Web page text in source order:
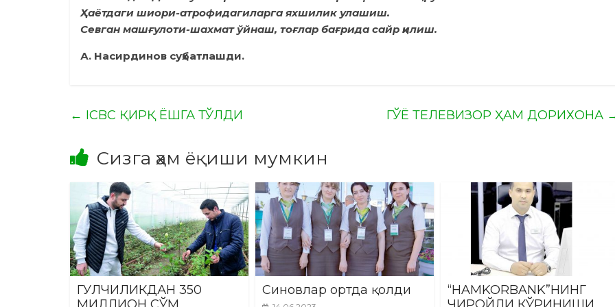
Ҳаётдаги шиори-атрофидагиларга яхшилик улашиш.
Севган машғулоти-шахмат ўйнаш, тоғлар бағрида сайр қилиш.
А. Насирдинов суҳбатлашди.
← ICBC ҚИРҚ ЁШГА ТЎЛДИ ГЎЁ ТЕЛЕВИЗОР ҲАМ ДОРИХОНА
Сизга ҳам ёқиши мумкин
ГУЛЧИЛИКДАН 350
Синовлар ортда қолди
“HAMKORBANK”НИНГ